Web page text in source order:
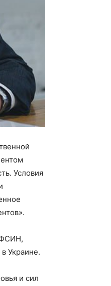
Условия
Украине.
и сил